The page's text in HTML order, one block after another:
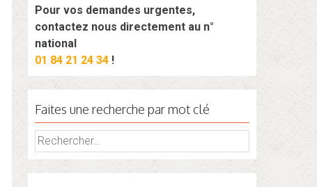
Pour vos demandes urgentes,
contactez nous directement au n°
national
01 84 21 24 34 !
Faites une recherche par mot clé
Rechercher :